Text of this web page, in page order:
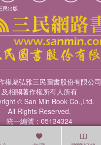
民出版
權屬弘雅三民圖書股份有限公司
及相關著作權所有人所有
© San Min Book Co.,Ltd.
All Rights Reserved.
統一編號：05134324